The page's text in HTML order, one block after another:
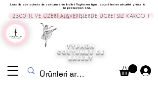
Lors de vos achats de costumes de ballet Tayfun en ligne, vous êtes en sécurité grâce à
la protection SSL.
2500 TL VE ÜZERİ ALIŞVERİŞLERDE ÜCRETSİZ KARGO !
TYPHON
COSTUMES DE
BALLET